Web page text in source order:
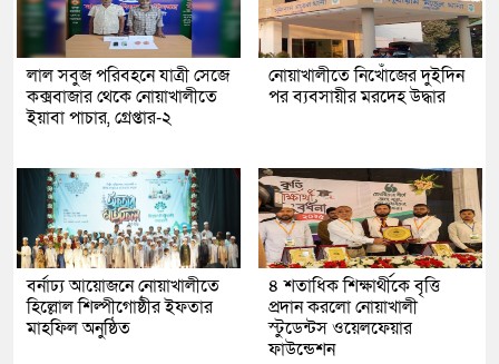
লাল সবুজ পরিবহনে যাত্রী সেজে
কক্সবাজার থেকে নোয়াখালীতে
ইয়াবা পাচার, গ্রেপ্তার-২
নোয়াখালীতে নিখোঁজের দুইদিন
পর ব্যবসায়ীর মরদেহ উদ্ধার
বর্নাঢ্য আয়োজনে নোয়াখালীতে
হিল্লোল শিল্পীগোষ্ঠীর ইফতার
মাহফিল অনুষ্ঠিত
৪ শতাধিক শিক্ষার্থীকে বৃত্তি
প্রদান করলো নোয়াখালী
স্টুডেন্টস ওয়েলফেয়ার
ফাউন্ডেশন